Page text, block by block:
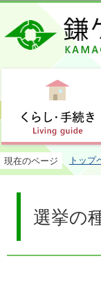
現在のページ トップ
選挙の